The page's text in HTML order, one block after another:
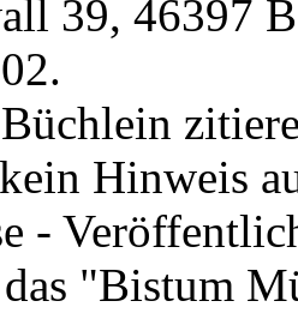
39, 46397
Hinweis
-
"Bistum